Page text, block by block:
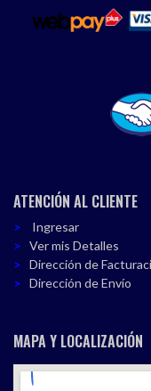
ATENCIÓN AL CLIENTE
Ingresar
Ver mis Detalles
Dirección de
Dirección de Envío
MAPA Y LOCALIZACIÓN